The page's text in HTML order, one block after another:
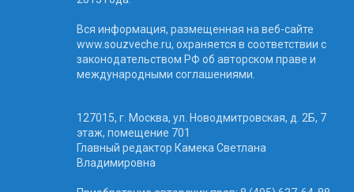
Вся информация, размещенная на веб-сайте
www.souzveche.ru, охраняется в соответствии с
законодательством РФ об авторском праве и
международными соглашениями.
127015, г. Москва, ул. Новодмитровская, д. 2Б, 7
этаж, помещение 701
Главный редактор Камека Светлана
Владимировна